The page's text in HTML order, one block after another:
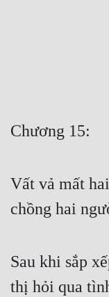
Truyện ngắn
Cung Đấu
Cổ Tiên Hiệp
Cổ Đại
Chương 15:
Vất vả mất
chồng hai
Sau khi sắp
thị hỏi qua